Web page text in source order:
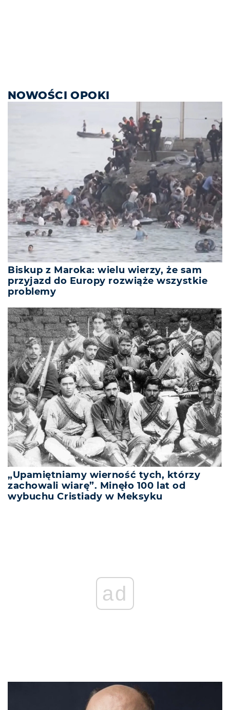
NOWOŚCI OPOKI
Biskup z Maroka: wielu wierzy, że sam
przyjazd do Europy rozwiąże wszystkie
problemy
„Upamiętniamy wierność tych, którzy
zachowali wiarę”. Minęło 100 lat od
wybuchu Cristiady w Meksyku
ad